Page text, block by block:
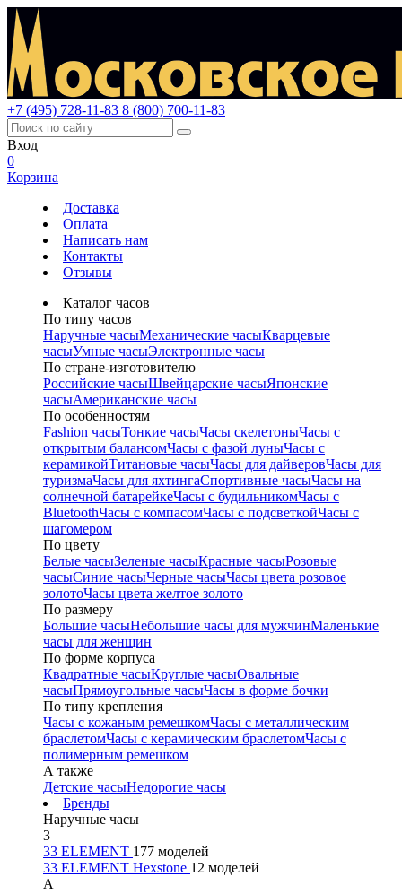
+7 (495) 728-11-83 8 (800) 700-11-83
Вход
0
Корзина
Доставка
Оплата
Написать нам
Контакты
Отзывы
Каталог часов
По типу часов
Наручные часыМеханические часыКварцевые
часыУмные часыЭлектронные часы
По стране-изготовителю
Российские часыШвейцарские часыЯпонские
часыАмериканские часы
По особенностям
Fashion часыТонкие часыЧасы скелетоныЧасы с
открытым балансомЧасы с фазой луныЧасы с
керамикойТитановые часыЧасы для дайверовЧасы для
туризмаЧасы для яхтингаСпортивные часыЧасы на
солнечной батарейкеЧасы с будильникомЧасы с
BluetoothЧасы с компасомЧасы с подсветкойЧасы с
шагомером
По цвету
Белые часыЗеленые часыКрасные часыРозовые
часыСиние часыЧерные часыЧасы цвета розовое
золотоЧасы цвета желтое золото
По размеру
Большие часыНебольшие часы для мужчинМаленькие
часы для женщин
По форме корпуса
Квадратные часыКруглые часыОвальные
часыПрямоугольные часыЧасы в форме бочки
По типу крепления
Часы с кожаным ремешкомЧасы с металлическим
браслетомЧасы с керамическим браслетомЧасы с
полимерным ремешком
А также
Детские часыНедорогие часы
Бренды
Наручные часы
3
33 ELEMENT 177 моделей
33 ELEMENT Hexstone 12 моделей
A